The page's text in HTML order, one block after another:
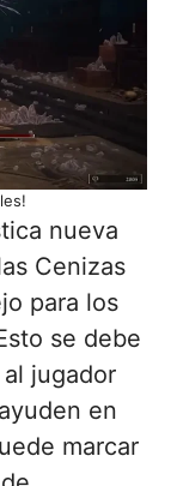
nueva
Cenizas
para los
se debe
jugador
en
marcar